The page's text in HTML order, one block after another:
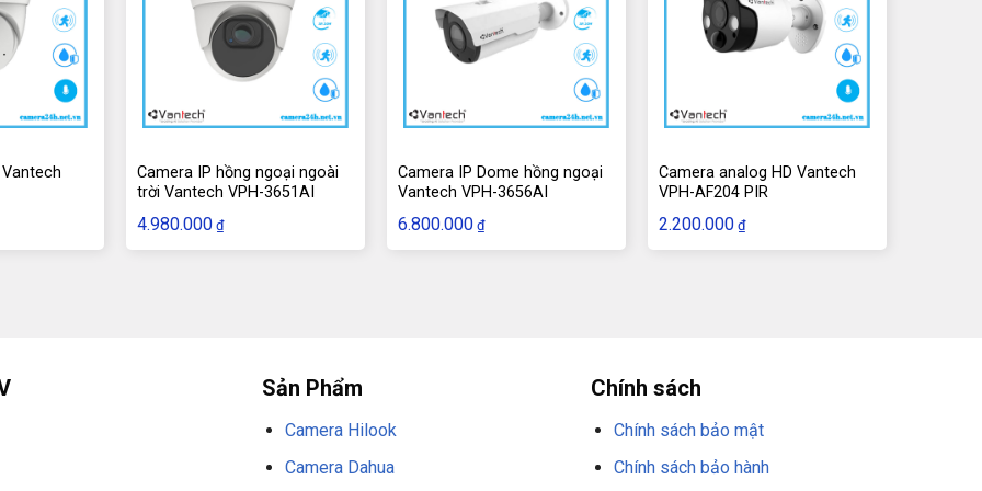
ảnh tốt trong mọi điều kiện ánh sáng.
mét, cho phép ghi hình ban đêm.
Ethernet).
ngoài trời.
mét.
Camera IP hồng ngoại ngoài
trời Vantech VPH-3651AI
4.980.000 ₫
Camera IP Dome hồng ngoại
Vantech VPH-3656AI
6.800.000 ₫
Camera analog HD Vantech
VPH-AF204 PIR
2.200.000 ₫
Sản Phẩm
Camera Hilook
Camera Dahua
Chính sách
Chính sách bảo mật
Chính sách bảo hành